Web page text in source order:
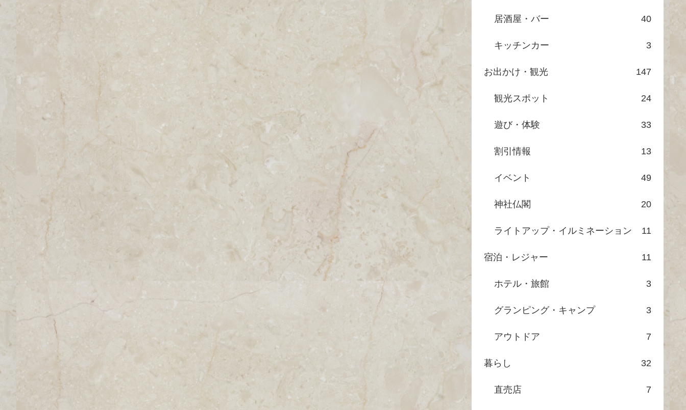
居酒屋・バー 40
キッチンカー 3
お出かけ・観光 147
観光スポット 24
遊び・体験 33
割引情報 13
イベント 49
神社仏閣 20
ライトアップ・イルミネーション 11
宿泊・レジャー 11
ホテル・旅館 3
グランピング・キャンプ 3
アウトドア 7
暮らし 32
直売店 7